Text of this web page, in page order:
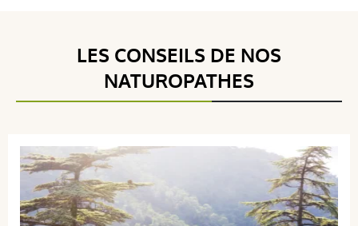
5 étoiles
8
3 étoiles
2 étoiles
0
LES CONSEILS DE NOS
NATUROPATHES